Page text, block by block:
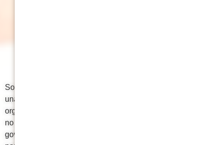
Som
una
organització
no
governamental